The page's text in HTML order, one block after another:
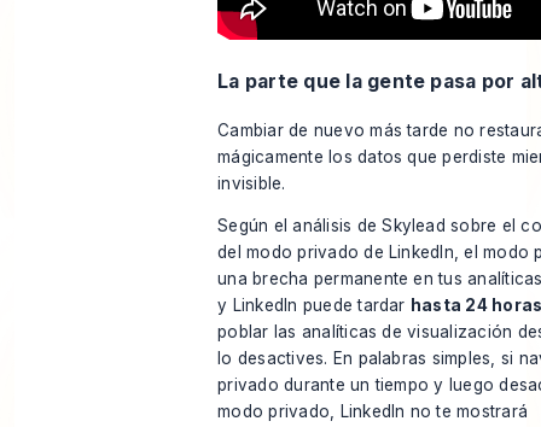
La parte que la gente pasa por
Cambiar de nuevo más tarde no
mágicamente los datos que perdiste
invisible.
Según el análisis de Skylead sobre el
del modo privado de LinkedIn , el modo
una brecha permanente en tus
y LinkedIn puede tardar hasta 24
poblar las analíticas de visualización
lo desactives. En palabras simples, si
privado durante un tiempo y luego
modo privado, LinkedIn no te mostrará